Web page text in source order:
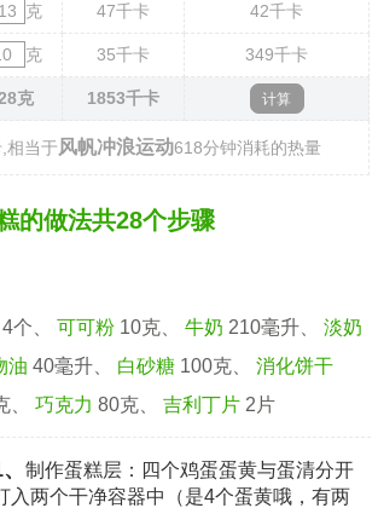
克 47千卡 42千卡
克 35千卡 349千卡
克 1853千卡
相当于风帆冲浪运动618分钟消耗的热量
的做法共28个步骤
4个、可可粉 10克、牛奶 210毫升、淡奶
油 40毫升、 白砂糖 100克、消化饼干
、巧克力 80克、吉利丁片 2片
制作蛋糕层：四个鸡蛋蛋黄与蛋清分开
入两个干净容器中（是4个蛋黄哦，有两